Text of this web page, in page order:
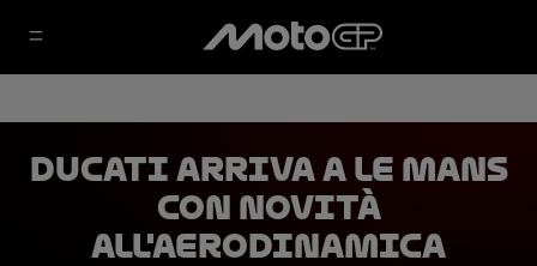
Ducati arriva a Le Mans
con novità
all'aerodinamica